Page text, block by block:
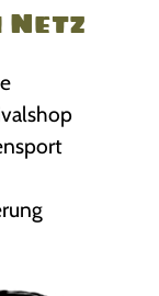
Netz